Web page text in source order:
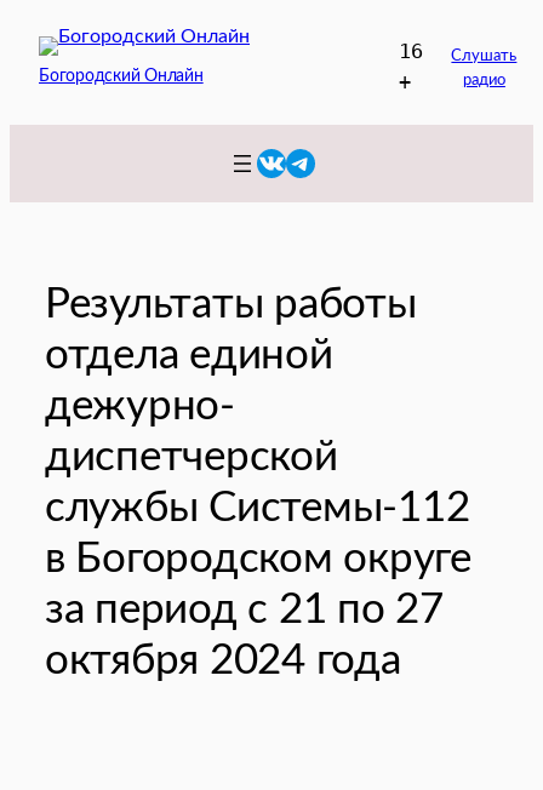
содержимому
Богородский Онлайн
16
+
Слушать
радио
VKTelegram
Результаты работы
отдела единой
дежурно-
диспетчерской
службы Системы-112
в Богородском округе
за период с 21 по 27
октября 2024 года